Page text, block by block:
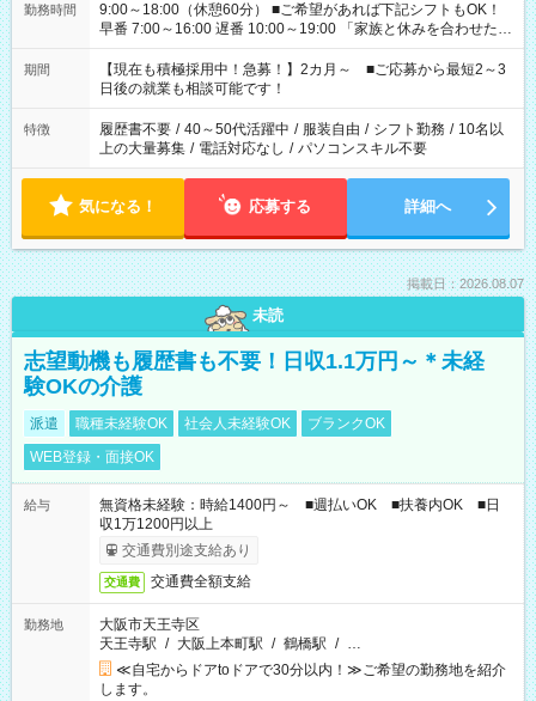
勤務時間
9:00～18:00（休憩60分） ■ご希望があれば下記シフトもOK！
早番 7:00～16:00 遅番 10:00～19:00 「家族と休みを合わせた
い」 「余裕を持って夕飯の準備がしたい」 「できれば残業はし
たくない」 など、ご希望を教えてくださいね。 ※Wワーク希望
の方へ 今ご覧のお仕事で希望する勤務時間と、もう1つのお仕事
の勤務時間。 合計で週40時間を超える場合は応募できません。
期間
【現在も積極採用中！急募！】2カ月～ ■ご応募から最短2～3
日後の就業も相談可能です！
特徴 履歴書不要 / 40～50代活躍中 / 服装自由 / シフト勤務 / 10名以
上の大量募集 / 電話対応なし / パソコンスキル不要
気になる！ 応募する 詳細へ
掲載日：2026.08.07
未読
志望動機も履歴書も不要！日収1.1万円～＊未経
験OKの介護
派遣 職種未経験OK 社会人未経験OK
ブランクOK
WEB登録・面接OK
給与
無資格未経験：時給1400円～ ■週払いOK ■扶養内OK ■日
収1万1200円以上
交通費別途支給あり
交通費 交通費全額支給
勤務地
大阪市天王寺区
天王寺駅 / 大阪上本町駅 / 鶴橋駅 / …
≪自宅からドアtoドアで30分以内！≫ご希望の勤務地を紹介
します。